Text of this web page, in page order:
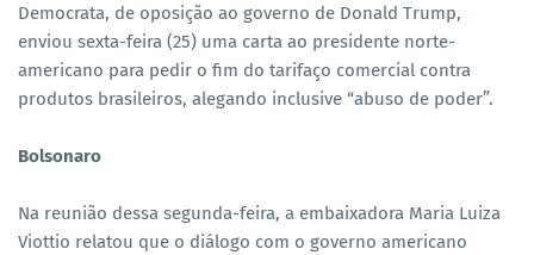
Democrata, de oposição ao governo de Donald Trump,
enviou sexta-feira (25) uma carta ao presidente norte-
americano para pedir o fim do tarifaço comercial contra
produtos brasileiros, alegando inclusive “abuso de poder”.
Bolsonaro
Na reunião dessa segunda-feira, a embaixadora Maria Luiza
Viottio relatou que o diálogo com o governo americano